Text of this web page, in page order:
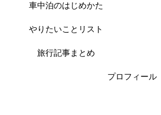
車中泊のはじめかた
やりたいことリスト
旅行記事まとめ
プロフィール